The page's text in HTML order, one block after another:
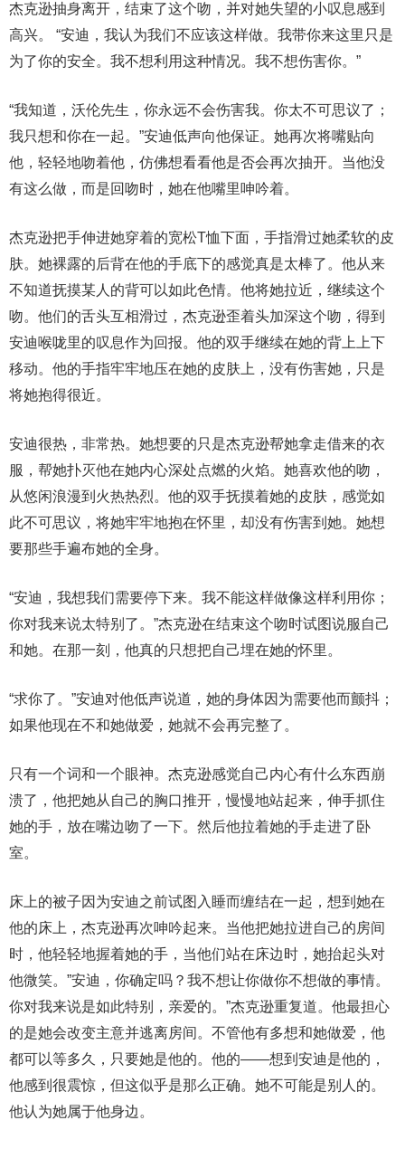
杰克逊抽身离开，结束了这个吻，并对她失望的小叹息感到
高兴。 “安迪，我认为我们不应该这样做。我带你来这里只是
为了你的安全。我不想利用这种情况。我不想伤害你。”
“我知道，沃伦先生，你永远不会伤害我。你太不可思议了；
我只想和你在一起。”安迪低声向他保证。她再次将嘴贴向
他，轻轻地吻着他，仿佛想看看他是否会再次抽开。当他没
有这么做，而是回吻时，她在他嘴里呻吟着。
杰克逊把手伸进她穿着的宽松T恤下面，手指滑过她柔软的皮
肤。她裸露的后背在他的手底下的感觉真是太棒了。他从来
不知道抚摸某人的背可以如此色情。他将她拉近，继续这个
吻。他们的舌头互相滑过，杰克逊歪着头加深这个吻，得到
安迪喉咙里的叹息作为回报。他的双手继续在她的背上上下
移动。他的手指牢牢地压在她的皮肤上，没有伤害她，只是
将她抱得很近。
安迪很热，非常热。她想要的只是杰克逊帮她拿走借来的衣
服，帮她扑灭他在她内心深处点燃的火焰。她喜欢他的吻，
从悠闲浪漫到火热热烈。他的双手抚摸着她的皮肤，感觉如
此不可思议，将她牢牢地抱在怀里，却没有伤害到她。她想
要那些手遍布她的全身。
“安迪，我想我们需要停下来。我不能这样做像这样利用你；
你对我来说太特别了。”杰克逊在结束这个吻时试图说服自己
和她。在那一刻，他真的只想把自己埋在她的怀里。
“求你了。”安迪对他低声说道，她的身体因为需要他而颤抖；
如果他现在不和她做爱，她就不会再完整了。
只有一个词和一个眼神。杰克逊感觉自己内心有什么东西崩
溃了，他把她从自己的胸口推开，慢慢地站起来，伸手抓住
她的手，放在嘴边吻了一下。然后他拉着她的手走进了卧
室。
床上的被子因为安迪之前试图入睡而缠结在一起，想到她在
他的床上，杰克逊再次呻吟起来。当他把她拉进自己的房间
时，他轻轻地握着她的手，当他们站在床边时，她抬起头对
他微笑。”安迪，你确定吗？我不想让你做你不想做的事情。
你对我来说是如此特别，亲爱的。”杰克逊重复道。他最担心
的是她会改变主意并逃离房间。不管他有多想和她做爱，他
都可以等多久，只要她是他的。他的——想到安迪是他的，
他感到很震惊，但这似乎是那么正确。她不可能是别人的。
他认为她属于他身边。